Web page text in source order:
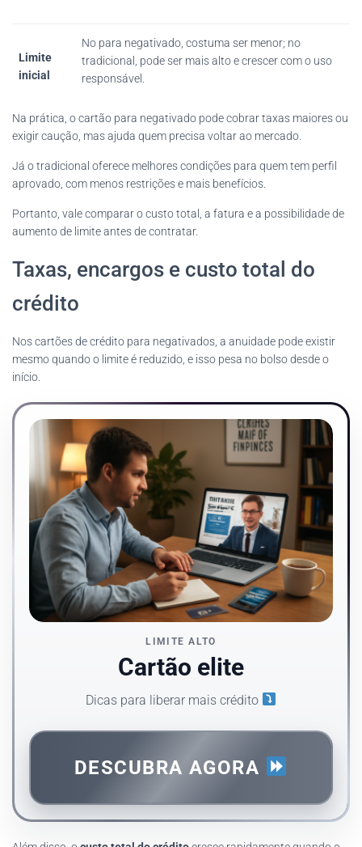
Limite
inicial
No para negativado, costuma ser menor; no
tradicional, pode ser mais alto e crescer com o uso
responsável.
Na prática, o cartão para negativado pode cobrar taxas maiores ou
exigir caução, mas ajuda quem precisa voltar ao mercado.
Já o tradicional oferece melhores condições para quem tem perfil
aprovado, com menos restrições e mais benefícios.
Portanto, vale comparar o custo total, a fatura e a possibilidade de
aumento de limite antes de contratar.
Taxas, encargos e custo total do
crédito
Nos cartões de crédito para negativados, a anuidade pode existir
mesmo quando o limite é reduzido, e isso pesa no bolso desde o
início.
LIMITE ALTO
Cartão elite
Dicas para liberar mais crédito
DESCUBRA AGORA